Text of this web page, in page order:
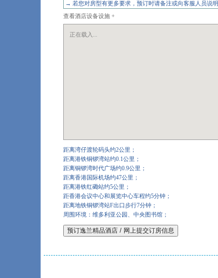
→ 若您对房型有更多要求，预订时请备注或向客服人员
查看酒店设备设施 +
正在载入...
距离湾仔渡轮码头约2公里；
距离港铁铜锣湾站约0.1公里；
距离铜锣湾时代广场约0.9公里；
距离香港国际机场约47公里；
距离港铁红磡站约5公里；
距香港会议中心和展览中心车程约5分钟；
距离地铁铜锣湾站F出口步行7分钟；
周围环境：维多利亚公园、中央图书馆；